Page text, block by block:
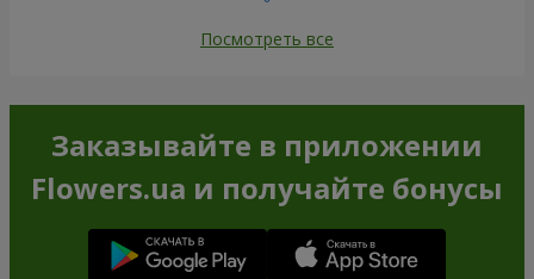
Посмотреть все
Заказывайте в приложении
Flowers.ua и получайте бонусы